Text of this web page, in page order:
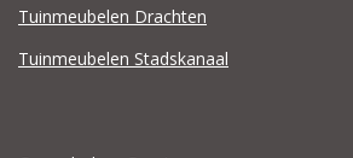
Tuinmeubelen Drachten
Tuinmeubelen Stadskanaal